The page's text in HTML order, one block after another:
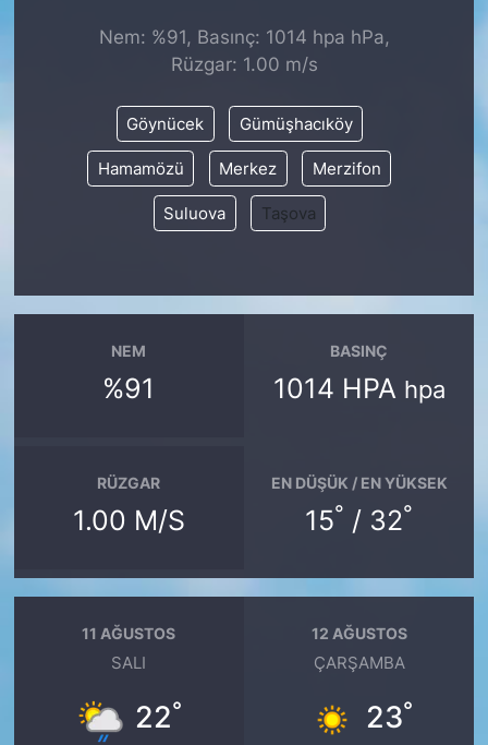
Nem: %91, Basınç: 1014 hpa hPa,
Rüzgar: 1.00 m/s
Göynücek Gümüşhacıköy
Hamamözü Merkez Merzifon
Suluova Taşova
NEM
%91
BASINÇ
1014 HPA hpa
RÜZGAR
1.00 M/S
EN DÜŞÜK / EN YÜKSEK
15° / 32°
11 AĞUSTOS
SALI
22°
12 AĞUSTOS
ÇARŞAMBA
23°
KONGRE HABERLERİ
KONGRE TAKVİMİ
RÖPORTAJLAR
BİYOGRAFİLER